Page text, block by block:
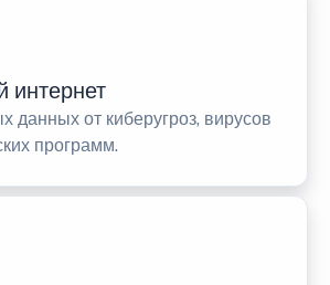
интернет
данных от киберугроз, вирусов
программ.